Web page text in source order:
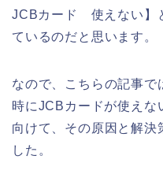
JCBカード 使えない】
ているのだと思います。
なので、こちらの記事
時にJCBカードが使えな
向けて、その原因と解決
した。